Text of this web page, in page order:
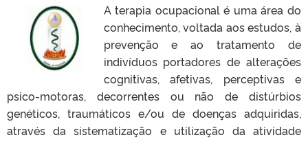
A terapia ocupacional é uma área do
conhecimento, voltada aos estudos, à
prevenção e ao tratamento de
indivíduos portadores de alterações
cognitivas, afetivas, perceptivas e
psico-motoras, decorrentes ou não de distúrbios
genéticos, traumáticos e/ou de doenças adquiridas,
através da sistematização e utilização da atividade